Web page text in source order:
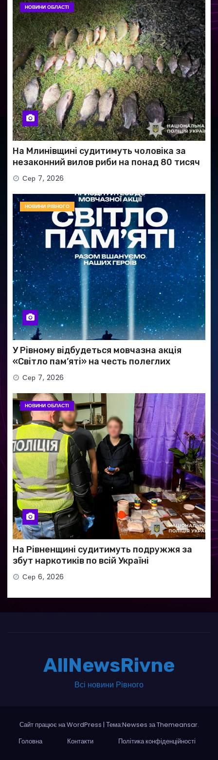
НОВИНИ ОБЛАСТІ
На Млинівщині судитимуть чоловіка за
незаконний вилов риби на понад 80 тисяч
гривень
Сер 7, 2026
НОВИНИ РІВНОГО
У Рівному відбудеться мовчазна акція
«Світло пам’яті» на честь полеглих
Захисників
Сер 7, 2026
НОВИНИ ОБЛАСТІ
На Рівненщині судитимуть подружжя за
збут наркотиків по всій Україні
Сер 6, 2026
AllNewsRivne
Всі новини Рівного
Сайт працює на WordPress | Тема:Newses заThemeansar.
Головна
Контакти Політика конфіденційності